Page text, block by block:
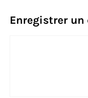
Enregistrer